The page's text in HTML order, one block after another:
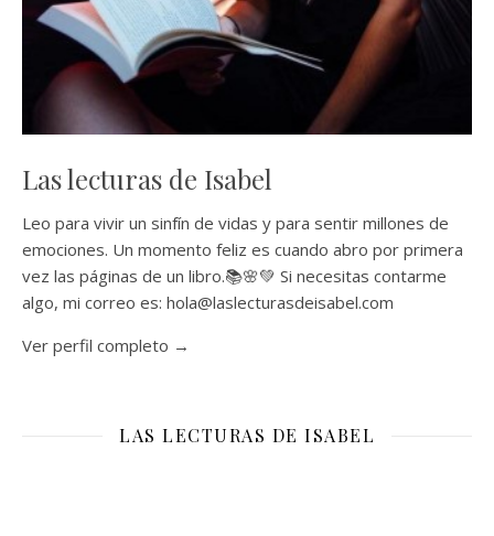
Las lecturas de Isabel
Leo para vivir un sinfín de vidas y para sentir millones de
emociones. Un momento feliz es cuando abro por primera
vez las páginas de un libro.📚🌸💚 Si necesitas contarme
algo, mi correo es: hola@laslecturasdeisabel.com
Ver perfil completo →
LAS LECTURAS DE ISABEL